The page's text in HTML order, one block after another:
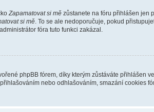
Zapamatovat si mě zůstanete na fóru přihlášen jen
si mě . To se ale nedoporučuje, pokud
fóra tuto funkci zakázal.
phpBB fórem, díky kterým zůstáváte
nebo odhlašováním, smazání cookies